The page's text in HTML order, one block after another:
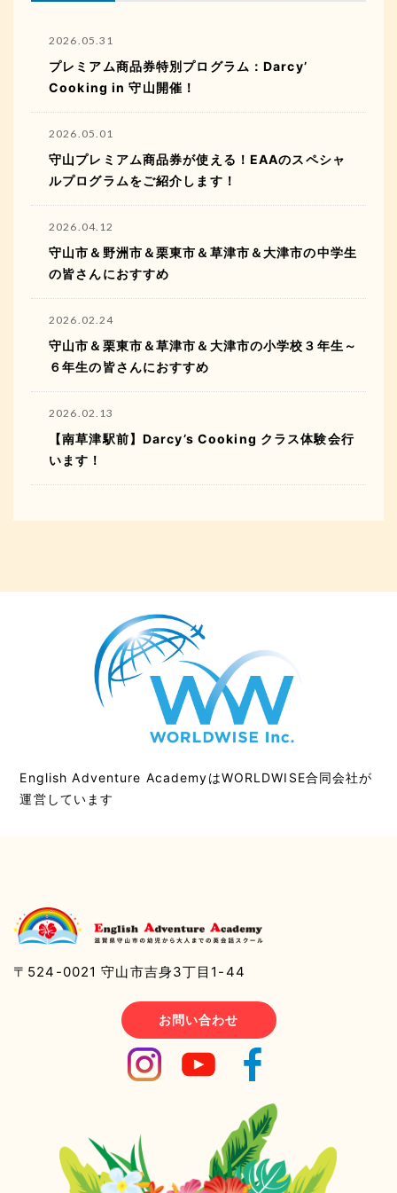
2026.05.31
プレミアム商品券特別プログラム：Darcy’
Cooking in 守山開催！
2026.05.01
守山プレミアム商品券が使える！EAAのスペシャ
ルプログラムをご紹介します！
2026.04.12
守山市＆野洲市＆栗東市＆草津市＆大津市の中学生
の皆さんにおすすめ
2026.02.24
守山市＆栗東市＆草津市＆大津市の小学校３年生～
６年生の皆さんにおすすめ
2026.02.13
【南草津駅前】Darcy’s Cooking クラス体験会行
います！
English Adventure AcademyはWORLDWISE合同会社が
運営しています
〒524-0021 守山市吉身3丁目1-44
お問い合わせ